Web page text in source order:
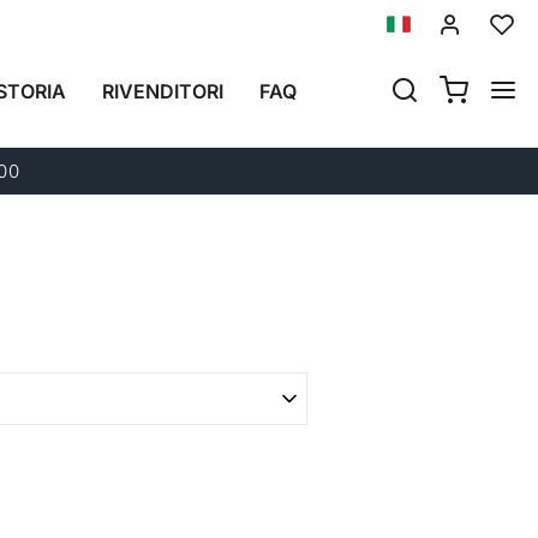
RIVENDITORI FAQ
IN